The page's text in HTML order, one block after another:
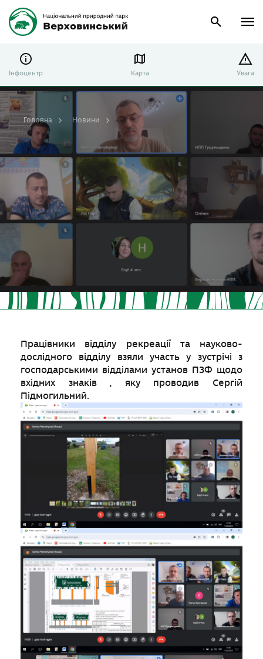
Інфоцентр Карта Увага
Головна Новини
Працівники відділу рекреації та науково-
дослідного відділу взяли участь у зустрічі з
господарськими відділами установ ПЗФ щодо
вхідних знаків , яку проводив Сергій
Підмогильний.